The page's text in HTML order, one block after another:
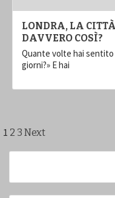
LONDRA, LA
DAVVERO COSÌ?
Quante volte hai
giorni?» E hai
Paginazione
degli
articoli
1 2 3 Next